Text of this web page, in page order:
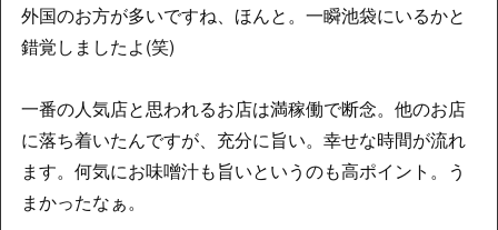
外国のお方が多いですね、ほんと。一瞬池袋にいるかと
錯覚しましたよ(笑)
一番の人気店と思われるお店は満稼働で断念。他のお店
に落ち着いたんですが、充分に旨い。幸せな時間が流れ
ます。何気にお味噌汁も旨いというのも高ポイント。う
まかったなぁ。